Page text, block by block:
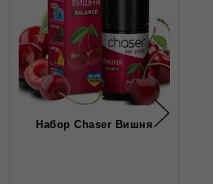
Набор Chaser Вишня